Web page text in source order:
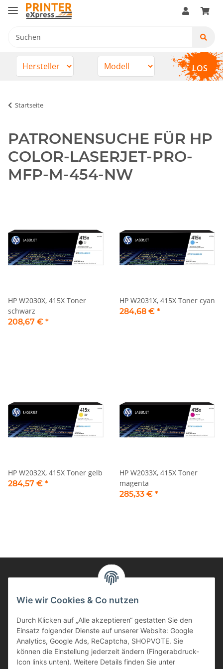
LOS
Startseite
PATRONENSUCHE FÜR HP
COLOR-LASERJET-PRO-
MFP-M-454-NW
HP W2030X, 415X Toner
schwarz
208,67 € *
HP W2031X, 415X Toner cyan
284,68 € *
HP W2032X, 415X Toner gelb
284,57 € *
HP W2033X, 415X Toner
magenta
285,33 € *
Informationen
Kunden Service
Haben Sie Fragen zu unseren Produkten?
Dann rufen Sie uns gerne an:
Wie wir Cookies & Co nutzen
Durch Klicken auf „Alle akzeptieren“ gestatten Sie den
Einsatz folgender Dienste auf unserer Website: Google
Analytics, Google Ads, ReCaptcha, SHOPVOTE. Sie
können die Einstellung jederzeit ändern (Fingerabdruck-
Icon links unten). Weitere Details finden Sie unter